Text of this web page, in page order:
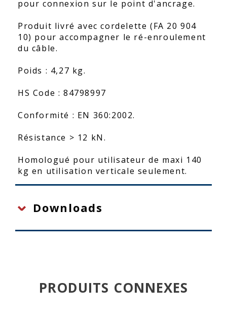
pour connexion sur le point d'ancrage.
Produit livré avec cordelette (FA 20 904
10) pour accompagner le ré-enroulement
du câble.
Poids : 4,27 kg.
HS Code : 84798997
Conformité : EN 360:2002.
Résistance > 12 kN.
Homologué pour utilisateur de maxi 140
kg en utilisation verticale seulement.
Downloads
PRODUITS CONNEXES